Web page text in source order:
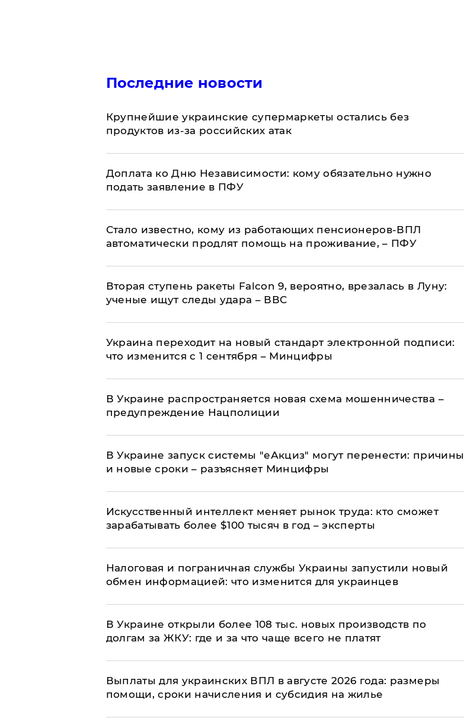
Последние новости
Крупнейшие украинские супермаркеты остались без
продуктов из-за российских атак
Доплата ко Дню Независимости: кому обязательно нужно
подать заявление в ПФУ
Стало известно, кому из работающих пенсионеров-ВПЛ
автоматически продлят помощь на проживание, – ПФУ
Вторая ступень ракеты Falcon 9, вероятно, врезалась в Луну:
ученые ищут следы удара – ВВС
Украина переходит на новый стандарт электронной подписи:
что изменится с 1 сентября – Минцифры
В Украине распространяется новая схема мошенничества –
предупреждение Нацполиции
В Украине запуск системы "еАкциз" могут перенести: причины
и новые сроки – разъясняет Минцифры
Искусственный интеллект меняет рынок труда: кто сможет
зарабатывать более $100 тысяч в год – эксперты
Налоговая и пограничная службы Украины запустили новый
обмен информацией: что изменится для украинцев
В Украине открыли более 108 тыс. новых производств по
долгам за ЖКУ: где и за что чаще всего не платят
Выплаты для украинских ВПЛ в августе 2026 года: размеры
помощи, сроки начисления и субсидия на жилье